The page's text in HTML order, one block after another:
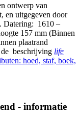
ontwerp van
en uitgegeven door
Datering: 1610 –
157 mm (Binnen
plaatrand
de beschrijving life
hoed, staf, boek,
- informatie